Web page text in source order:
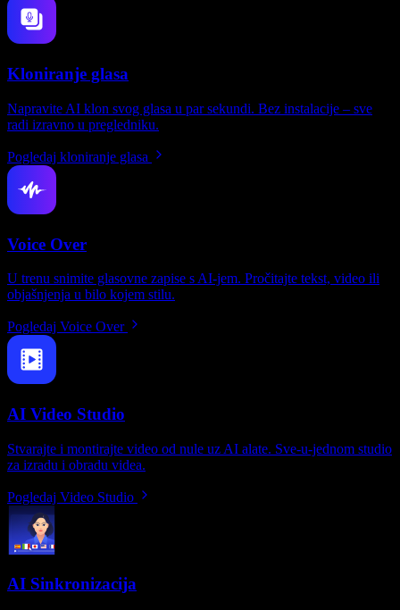
Kloniranje glasa
Napravite AI klon svog glasa u par sekundi. Bez instalacije – sve
radi izravno u pregledniku.
Pogledaj kloniranje glasa
Voice Over
U trenu snimite glasovne zapise s AI-jem. Pročitajte tekst, video ili
objašnjenja u bilo kojem stilu.
Pogledaj Voice Over
AI Video Studio
Stvarajte i montirajte video od nule uz AI alate. Sve-u-jednom studio
za izradu i obradu videa.
Pogledaj Video Studio
AI Sinkronizacija